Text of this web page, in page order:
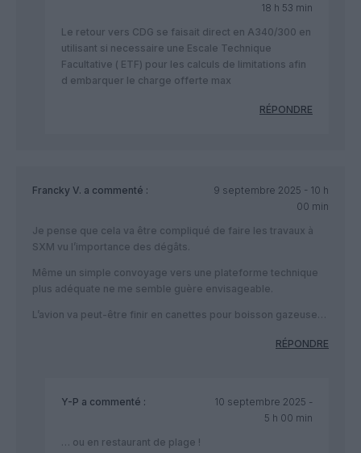
18 h 53 min
Le retour vers CDG se faisait direct en A340/300 en
utilisant si necessaire une Escale Technique
Facultative ( ETF) pour les calculs de limitations afin
d embarquer le charge offerte max
RÉPONDRE
Francky V. a commenté :
9 septembre 2025 - 10 h
00 min
Je pense que cela va être compliqué de faire les travaux à
SXM vu l’importance des dégâts.
Même un simple convoyage vers une plateforme technique
plus adéquate ne me semble guère envisageable.
L’avion va peut-être finir en canettes pour boisson gazeuse…
RÉPONDRE
Y-P a commenté :
10 septembre 2025 -
5 h 00 min
… ou en restaurant de plage !